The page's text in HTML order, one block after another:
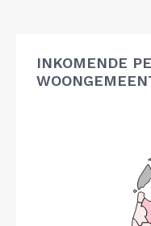
INKOMENDE